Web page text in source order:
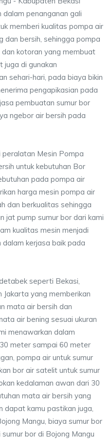
penanganan gali
memberi kualitas pompa air
dan bersih, sehingga pompa
kotoran yang membuat
juga di gunakan
sehari-hari, pada biaya bikin
pengapikasian pada
pembuatan sumur bor
ngebor air bersih pada
peralatan Mesin Pompa
untuk kebutuhan Bor
pada pompa air
harga mesin pompa air
dan berkualitas sehingga
jat pump sumur bor dari kami
kualitas mesin menjadi
kerjasa baik pada
seperti Bekasi,
Jakarta yang memberikan
mata air bersih dan
air bening sesuai ukuran
menawarkan dalam
meter sampai 60 meter
pompa air untuk sumur
bor air satelit untuk sumur
kedalaman awan dari 30
mata air bersih yang
dapat kamu pastikan juga,
Mangu, biaya sumur bor
bor di Bojong Mangu